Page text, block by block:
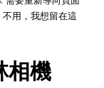
不用，我想留在這
相機